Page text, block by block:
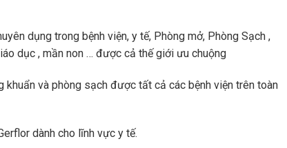
dụng trong bệnh viện, y tế, Phòng mở, Phòng Sạch ,
dục , mần non … được cả thế giới ưu chuộng
và phòng sạch được tất cả các bệnh viện trên toàn
dành cho lĩnh vực y tế.